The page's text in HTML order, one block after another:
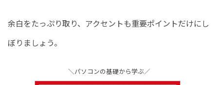
余白をたっぷり取り、アクセントも重要ポイントだけにし
ぼりましょう。
＼パソコンの基礎から学ぶ／